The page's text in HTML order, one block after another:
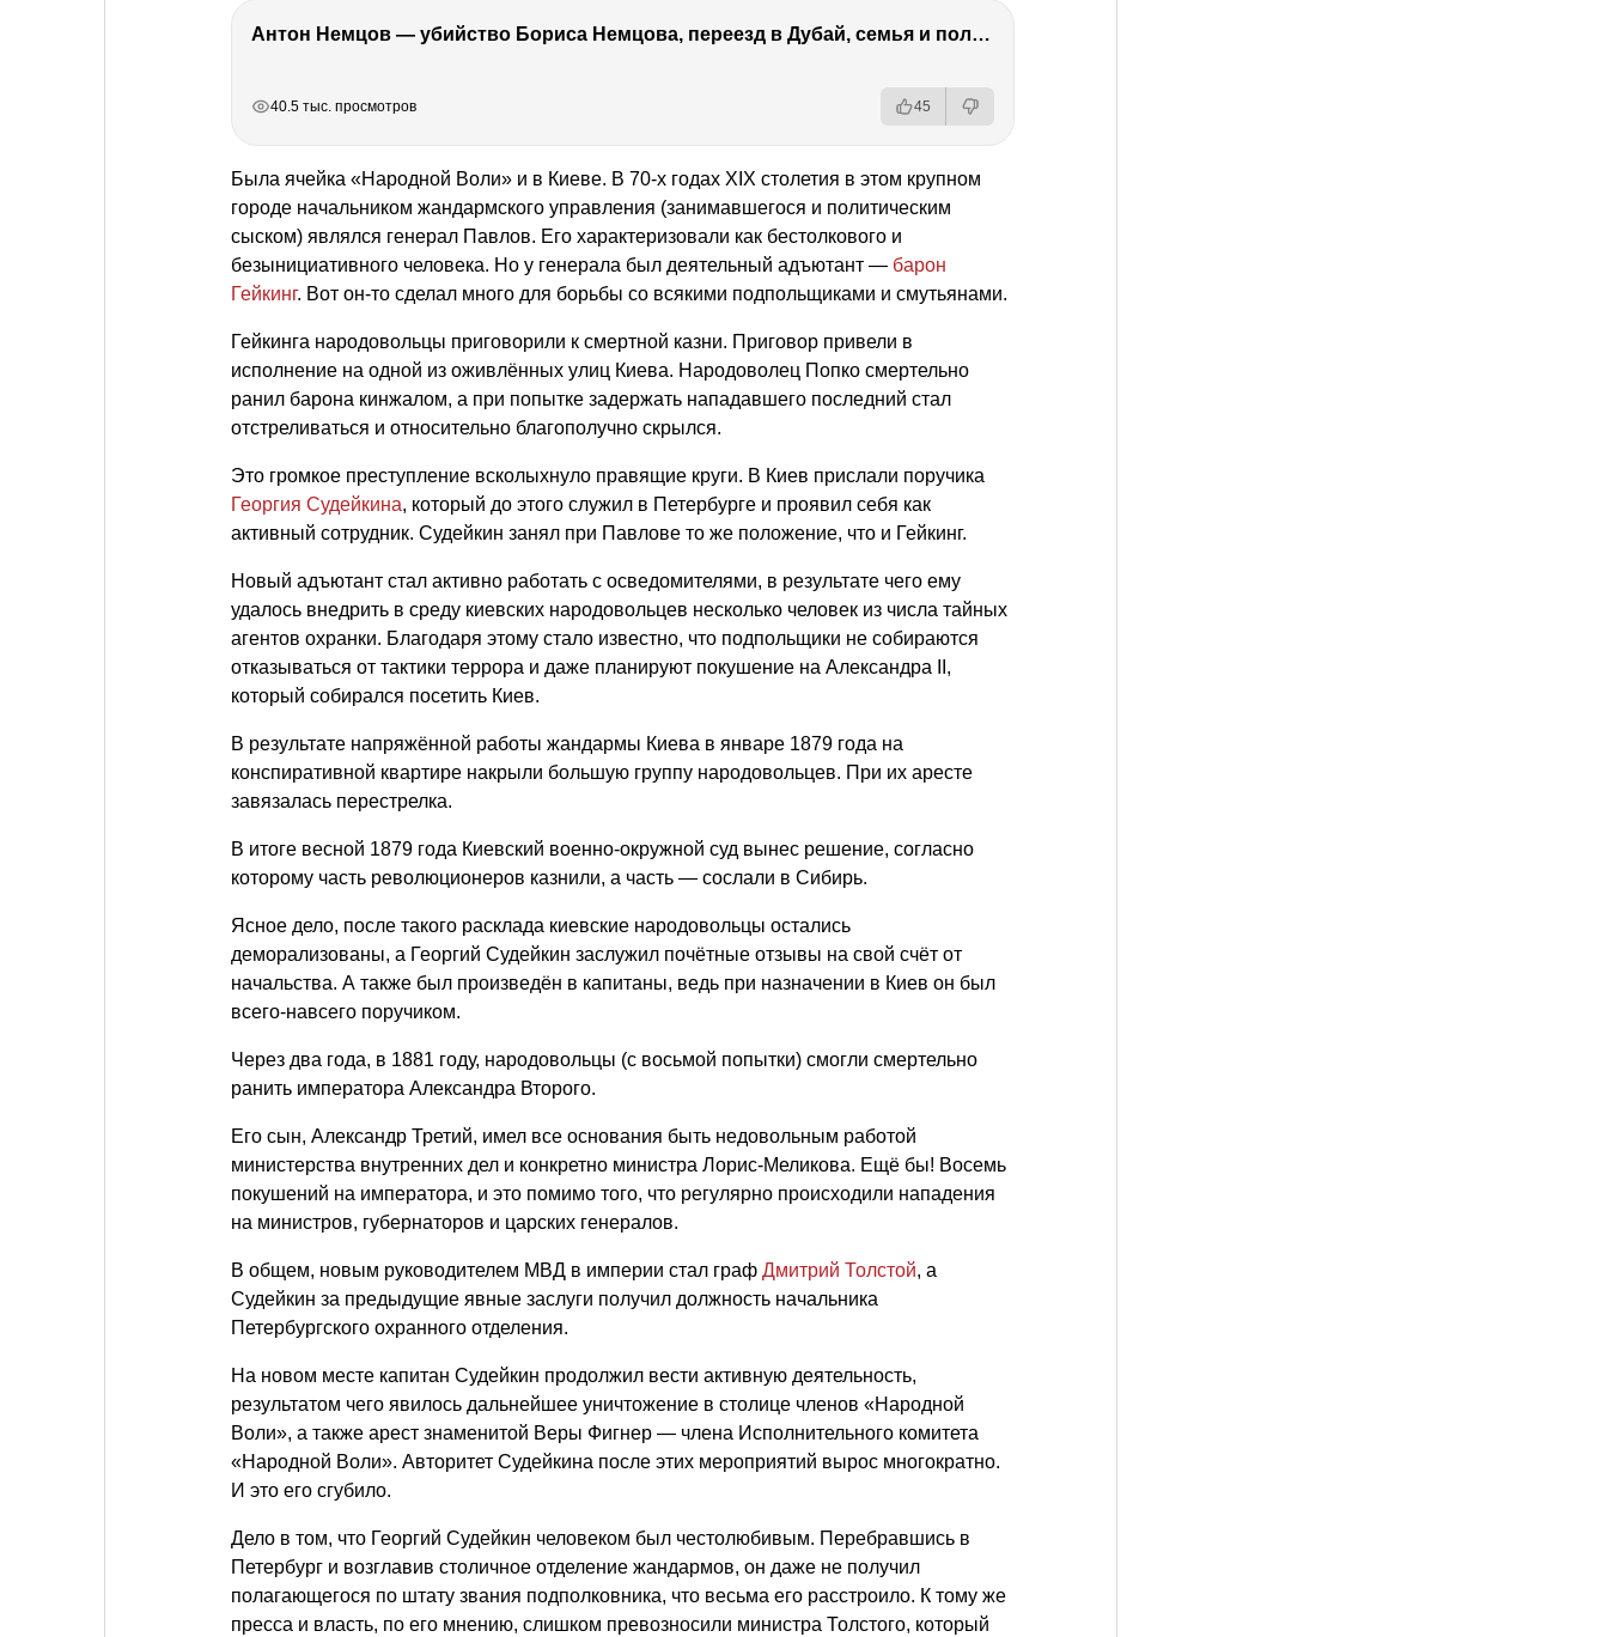
Антон Немцов — убийство Бориса Немцова, переезд в Дубай, семья и политика
40.5 тыс. просмотров 45
Была ячейка «Народной Воли» и в Киеве. В 70-х годах ХIХ столетия в этом крупном
городе начальником жандармского управления (занимавшегося и политическим
сыском) являлся генерал Павлов. Его характеризовали как бестолкового и
безынициативного человека. Но у генерала был деятельный адъютант — барон
Гейкинг. Вот он-то сделал много для борьбы со всякими подпольщиками и смутьянами.
Гейкинга народовольцы приговорили к смертной казни. Приговор привели в
исполнение на одной из оживлённых улиц Киева. Народоволец Попко смертельно
ранил барона кинжалом, а при попытке задержать нападавшего последний стал
отстреливаться и относительно благополучно скрылся.
Это громкое преступление всколыхнуло правящие круги. В Киев прислали поручика
Георгия Судейкина, который до этого служил в Петербурге и проявил себя как
активный сотрудник. Судейкин занял при Павлове то же положение, что и Гейкинг.
Новый адъютант стал активно работать с осведомителями, в результате чего ему
удалось внедрить в среду киевских народовольцев несколько человек из числа тайных
агентов охранки. Благодаря этому стало известно, что подпольщики не собираются
отказываться от тактики террора и даже планируют покушение на Александра II,
который собирался посетить Киев.
В результате напряжённой работы жандармы Киева в январе 1879 года на
конспиративной квартире накрыли большую группу народовольцев. При их аресте
завязалась перестрелка.
В итоге весной 1879 года Киевский военно-окружной суд вынес решение, согласно
которому часть революционеров казнили, а часть — сослали в Сибирь.
Ясное дело, после такого расклада киевские народовольцы остались
деморализованы, а Георгий Судейкин заслужил почётные отзывы на свой счёт от
начальства. А также был произведён в капитаны, ведь при назначении в Киев он был
всего-навсего поручиком.
Через два года, в 1881 году, народовольцы (с восьмой попытки) смогли смертельно
ранить императора Александра Второго.
Его сын, Александр Третий, имел все основания быть недовольным работой
министерства внутренних дел и конкретно министра Лорис-Меликова. Ещё бы! Восемь
покушений на императора, и это помимо того, что регулярно происходили нападения
на министров, губернаторов и царских генералов.
В общем, новым руководителем МВД в империи стал граф Дмитрий Толстой, а
Судейкин за предыдущие явные заслуги получил должность начальника
Петербургского охранного отделения.
На новом месте капитан Судейкин продолжил вести активную деятельность,
результатом чего явилось дальнейшее уничтожение в столице членов «Народной
Воли», а также арест знаменитой Веры Фигнер — члена Исполнительного комитета
«Народной Воли». Авторитет Судейкина после этих мероприятий вырос многократно.
И это его сгубило.
Дело в том, что Георгий Судейкин человеком был честолюбивым. Перебравшись в
Петербург и возглавив столичное отделение жандармов, он даже не получил
полагающегося по штату звания подполковника, что весьма его расстроило. К тому же
пресса и власть, по его мнению, слишком превозносили министра Толстого, который